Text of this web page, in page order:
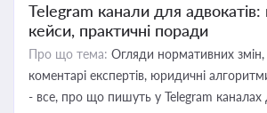
Telegram канали для адвокатів:
кейси, практичні поради
Про що тема: Огляди нормативних змін,
коментарі експертів, юридичні
- все, про що пишуть у Telegram каналах